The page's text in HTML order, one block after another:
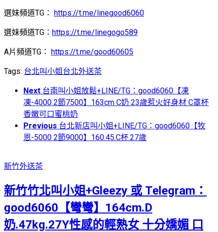
選妹頻道TG： https://t.me/linegood6060
選妹頻道TG： https://t.me/linegogo589
A片頻道TG： https://t.me/good60605
Tags: 台北叫小姐 台北外送茶
Next 台南叫小姐放鬆+LINE/TG：good6060【凍
凍-4000 2節7500】163cm C奶 23歲惹火好身材 C罩杯
香嫩可口蜜桃奶
Previous 台北新店叫小姐+LINE/TG：good6060【牧
恩-5000 2節9000】160.45.C杯.27歲
新竹外送茶
新竹竹北叫小姐+Gleezy 或 Telegram：
good6060【彎彎】164cm.D
奶.47kg.27Y性感的輕熟女 十分嬌媚 口